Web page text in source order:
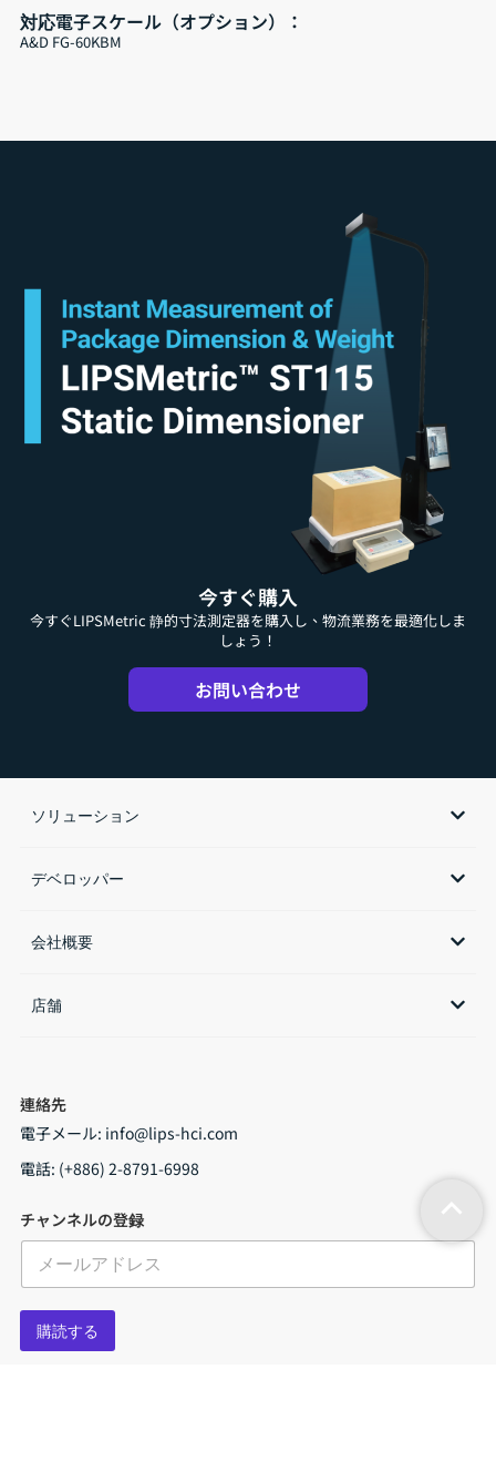
対応電子スケール（オプション）：
A&D FG-60KBM
今すぐ購入
今すぐLIPSMetric 静的寸法測定器を購入し、物流業務を最適化しま
しょう！
お問い合わせ
ソリューション
デベロッパー
会社概要
店舗​
連絡先
電子メール: info@lips-hci.com
電話: (+886) 2-8791-6998
チャンネルの登録
メ
ル
*
購読する